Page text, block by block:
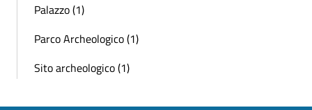
Palazzo (1)
Parco Archeologico (1)
Sito archeologico (1)